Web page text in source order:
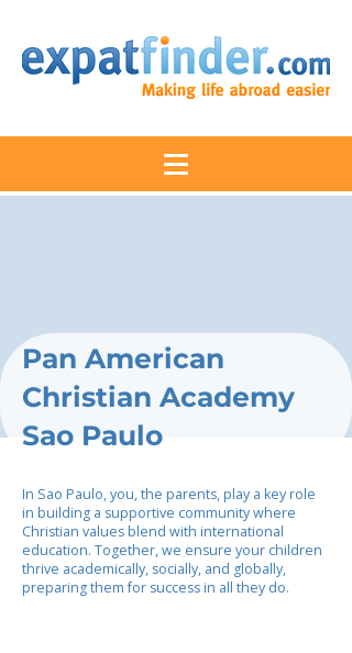
Pan American
Christian Academy
Sao Paulo
In Sao Paulo, you, the parents, play a key role
in building a supportive community where
Christian values blend with international
education. Together, we ensure your children
thrive academically, socially, and globally,
preparing them for success in all they do.